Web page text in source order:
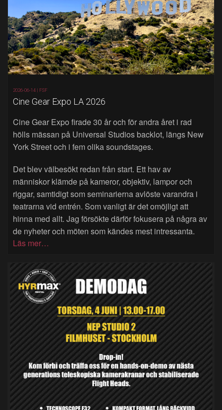
2026-06-14 | FSF
Cine Gear Expo LA 2026
Cine Gear Expo firade 30 år och för andra året i rad
hölls mässan på Universal Studios backlot, längs New
York Street och i fem olika soundstages.
Det blev välbesökt redan från start. Ett hav av
människor klämde på kameror, objektiv, lampor och
riggar, samtidigt som seminarierna avlöste varandra i
teatrarna vid entrén. Som vanligt är det omöjligt att
hinna med allt. Jag försökte därför fokusera på några av
de nyheter och möten som kändes mest intressanta.
Läs mer…